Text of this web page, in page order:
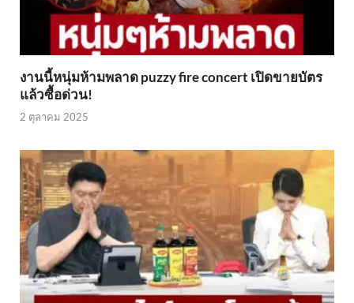
งานนี้หนุ่มห้ามพลาด puzzy fire concert เปิดขายบัตร
แล้วซื้อด่วน!
2 ตุลาคม 2025